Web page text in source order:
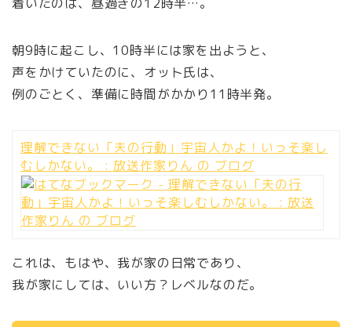
着いたのは、昼過ぎの12時半…。
朝9時に起こし、10時半には家を出ようと、
声をかけていたのに、オット氏は、
例のごとく、準備に時間がかかり11時半発。
理解できない「夫の行動」宇宙人かよ！いっそ楽し
むしかない。 : 放送作家りん の ブログ
これは、もはや、我が家の日常であり、
我が家にしては、いい方？レベルなのだ。